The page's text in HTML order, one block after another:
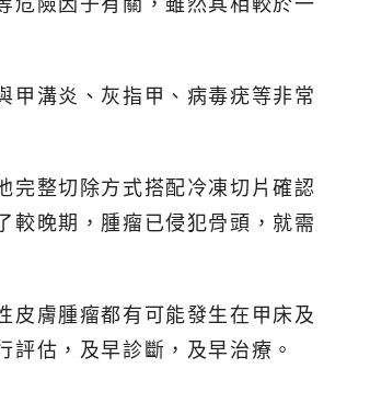
甲溝炎、灰指甲、病毒疣等非常
完整切除方式搭配冷凍切片確認
較晚期，腫瘤已侵犯骨頭，就需
皮膚腫瘤都有可能發生在甲床及
估，及早診斷，及早治療。